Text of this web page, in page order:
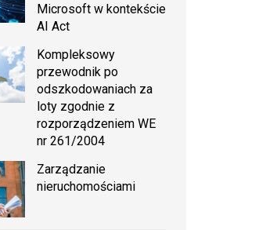
Microsoft w kontekście
AI Act
Kompleksowy
przewodnik po
odszkodowaniach za
loty zgodnie z
rozporządzeniem WE
nr 261/2004
Zarządzanie
nieruchomościami